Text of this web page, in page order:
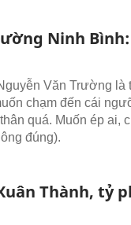
Ninh
Văn Trường
chạm đến cái
quá. Muốn ép ai,
đúng).
Thành, tỷ